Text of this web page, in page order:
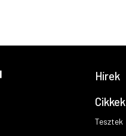
Hírek
Cikkek
Tesztek